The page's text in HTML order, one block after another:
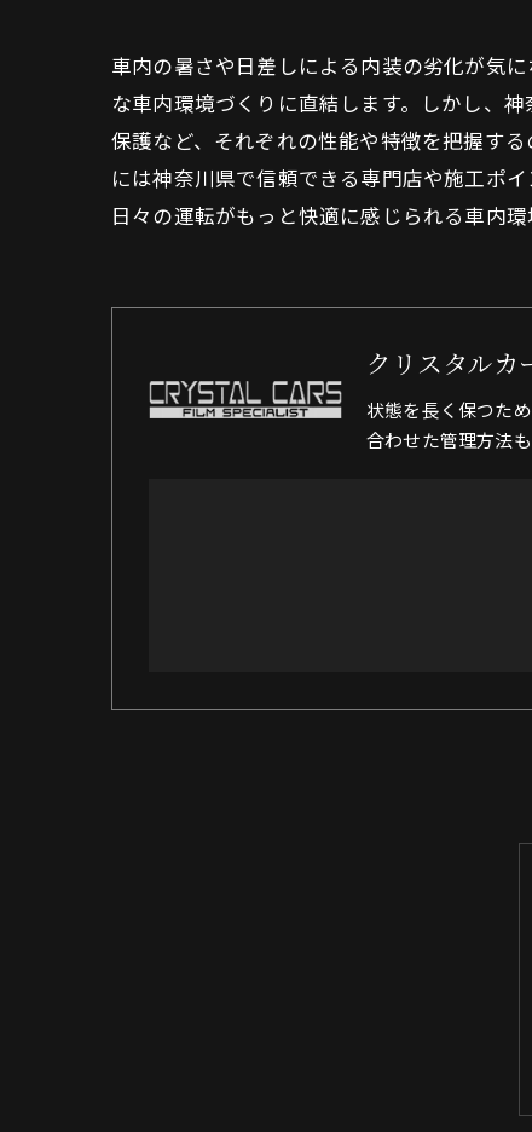
車内の暑さや日差しによる内装の劣化が気
な車内環境づくりに直結します。しかし、
保護など、それぞれの性能や特徴を把握す
には神奈川県で信頼できる専門店や施工ポ
日々の運転がもっと快適に感じられる車内環
クリスタルカ
状態を長く保つた
合わせた管理方法